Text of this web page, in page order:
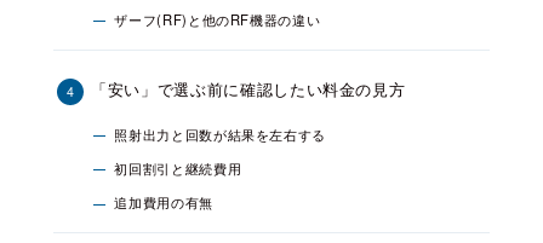
ザーフ(RF)と他のRF機器の違い
「安い」で選ぶ前に確認したい料金の見方
照射出力と回数が結果を左右する
初回割引と継続費用
追加費用の有無